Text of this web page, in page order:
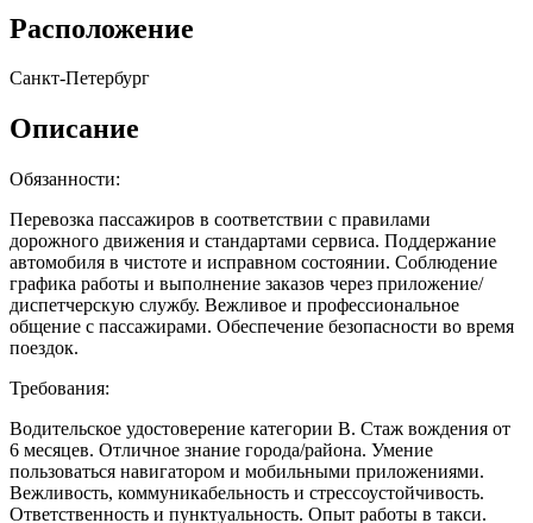
Расположение
Санкт-Петербург
Описание
Обязанности:
Перевозка пассажиров в соответствии с правилами
дорожного движения и стандартами сервиса. Поддержание
автомобиля в чистоте и исправном состоянии. Соблюдение
графика работы и выполнение заказов через приложение/
диспетчерскую службу. Вежливое и профессиональное
общение с пассажирами. Обеспечение безопасности во время
поездок.
Требования:
Водительское удостоверение категории B. Стаж вождения от
6 месяцев. Отличное знание города/района. Умение
пользоваться навигатором и мобильными приложениями.
Вежливость, коммуникабельность и стрессоустойчивость.
Ответственность и пунктуальность. Опыт работы в такси.